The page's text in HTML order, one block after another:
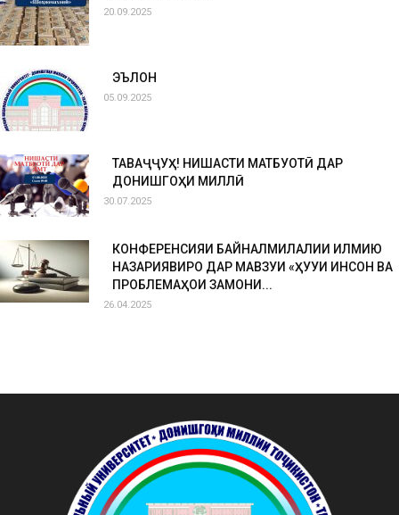
20.09.2025
ЭЪЛОН
05.09.2025
ТАВАҶҶУҲ! НИШАСТИ МАТБУОТӢ ДАР
ДОНИШГОҲИ МИЛЛӢ
30.07.2025
КОНФЕРЕНСИЯИ БАЙНАЛМИЛАЛИИ ИЛМИЮ
НАЗАРИЯВИРО ДАР МАВЗУИ «ҲУҚУҚИ ИНСОН ВА
ПРОБЛЕМАҲОИ ЗАМОНИ...
26.04.2025